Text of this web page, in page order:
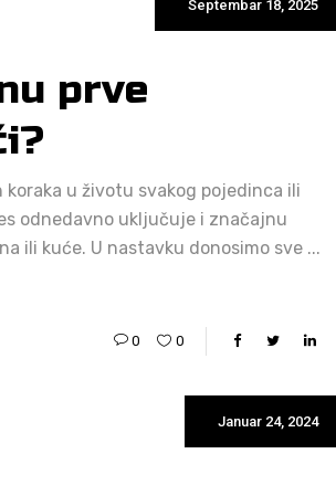
Septembar 18, 2025
prve
u životu svakog pojedinca ili
odnedavno uključuje i značajnu
ili kuće. U nastavku donosimo sve
0 0
Januar 24, 2024